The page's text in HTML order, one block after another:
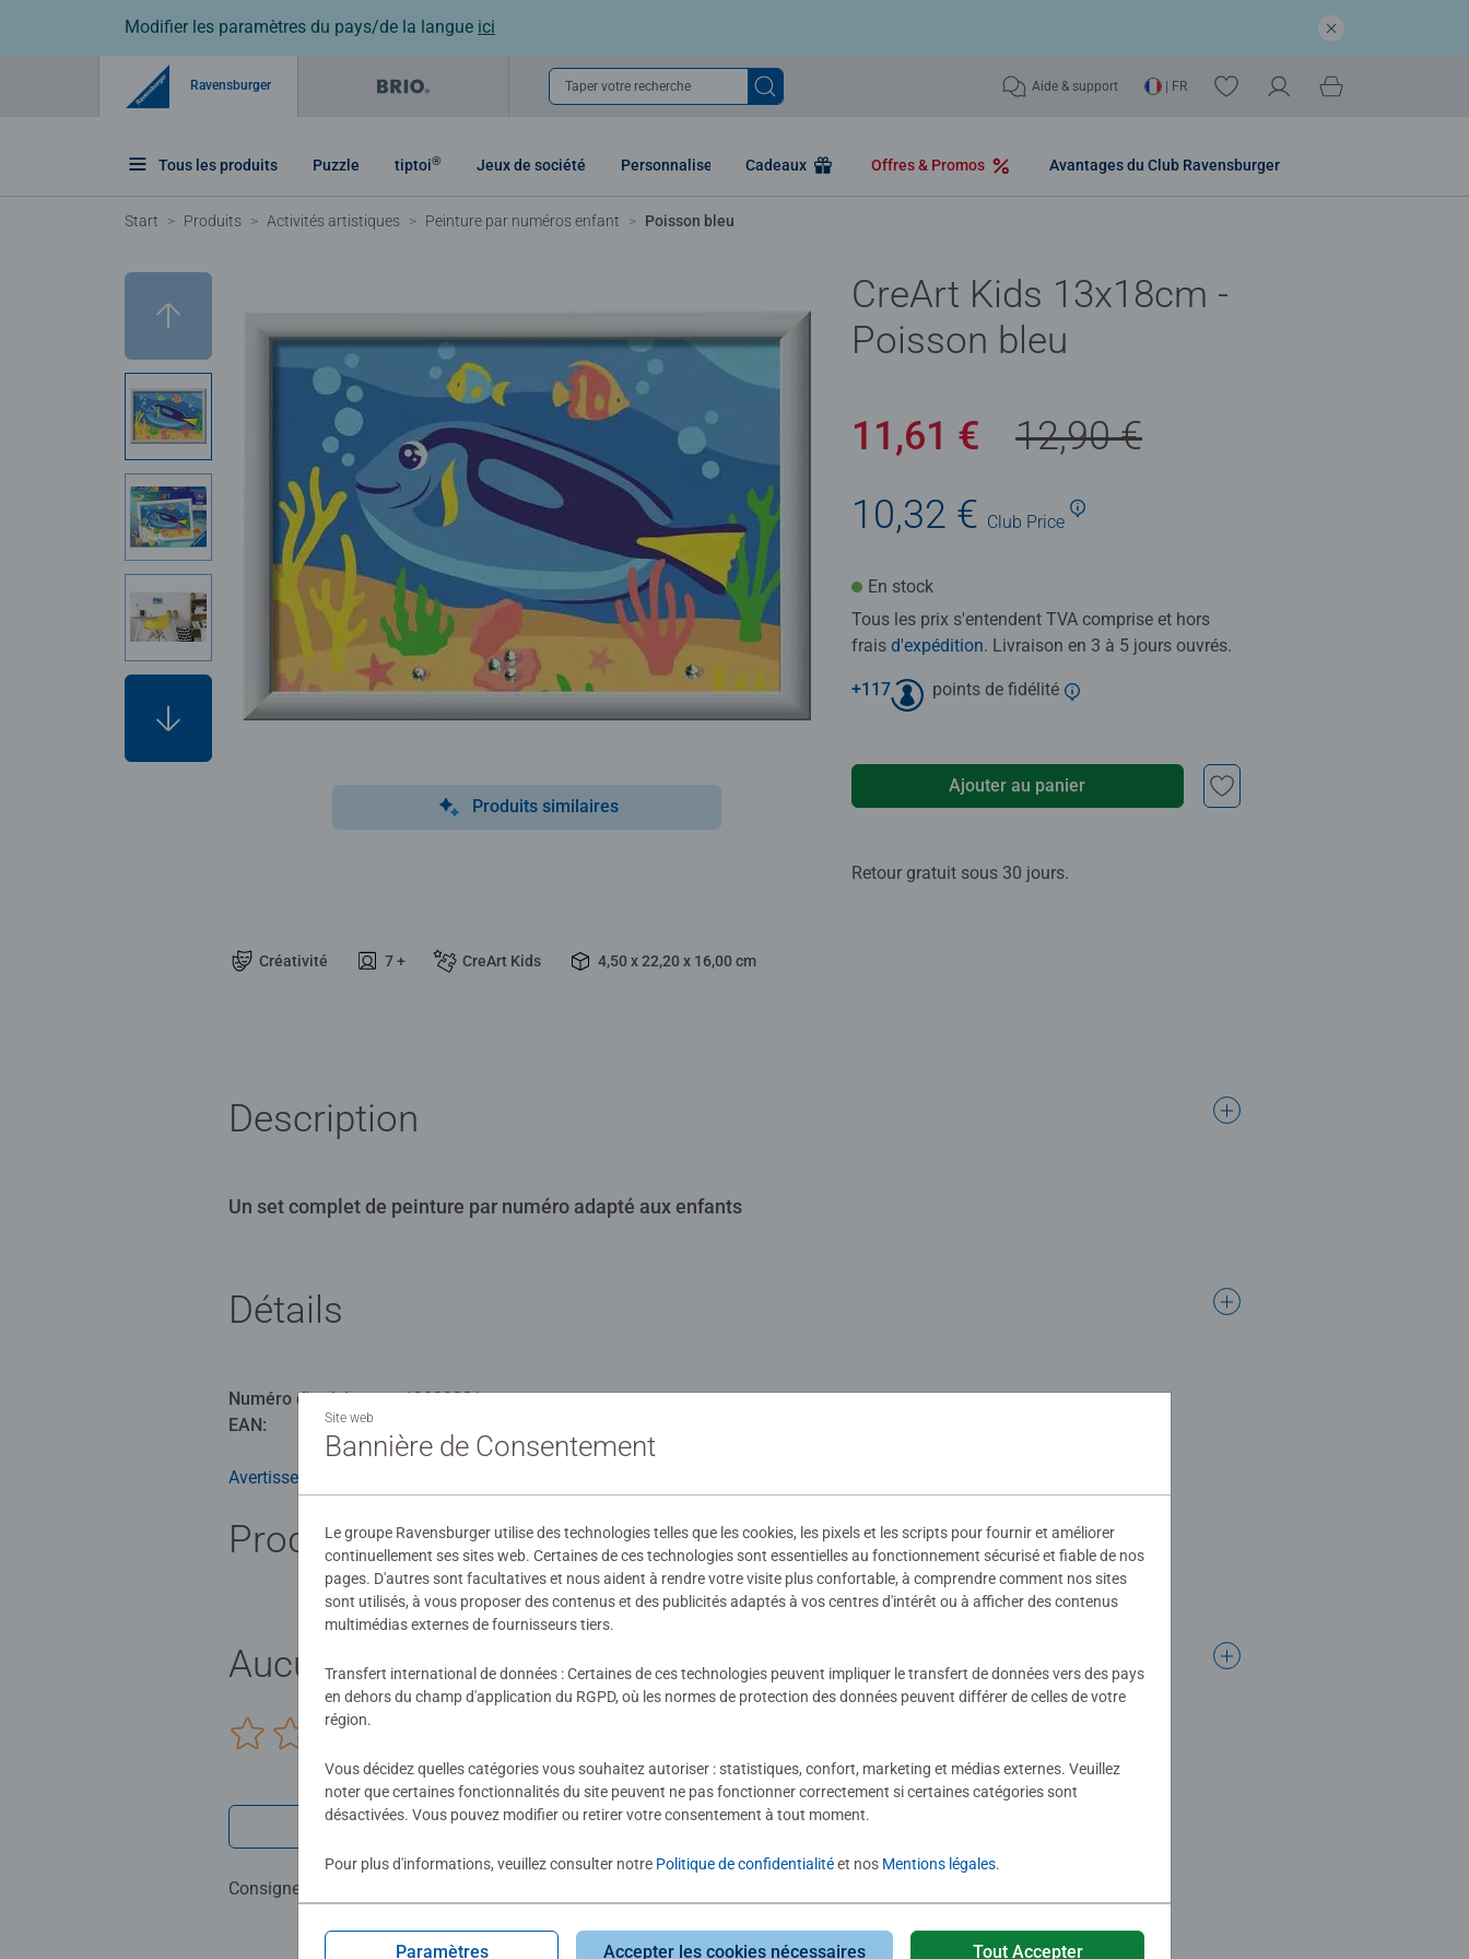
Modifier les paramètres du pays/de la langue ici
Ravensburger Taper votre recherche Aide & support | FR
Tous les produits Puzzle tiptoi® Jeux de société Personnaliser Cadeaux Offres & Promos Avantages du Club Ravensburger
Start Produits Activités artistiques Peinture par numéros enfant Poisson bleu
Produits similaires
Créativité 7 + CreArt Kids 4,50 x 22,20 x 16,00 cm
CreArt Kids 13x18cm -
Poisson bleu
11,61 €
12,90 €
10,32 € Club Price
En stock
Tous les prix s'entendent TVA comprise et hors
frais d'expédition. Livraison en 3 à 5 jours ouvrés.
+117 points de fidélité
Ajouter au panier
Retour gratuit sous 30 jours.
Description
Un set complet de peinture par numéro adapté aux enfants
Détails
Numéro d'article:
12023221
EAN:
Avertissements et informations du fabricant
Produits similaires
Aucune évaluation n'a encore été soumise
Rédiger une évaluation
Consignes d'évaluation
Site web
Bannière de Consentement
Le groupe Ravensburger utilise des technologies telles que les cookies, les pixels et les scripts pour fournir et améliorer
continuellement ses sites web. Certaines de ces technologies sont essentielles au fonctionnement sécurisé et fiable de nos
pages. D'autres sont facultatives et nous aident à rendre votre visite plus confortable, à comprendre comment nos sites
sont utilisés, à vous proposer des contenus et des publicités adaptés à vos centres d'intérêt ou à afficher des contenus
multimédias externes de fournisseurs tiers.
Transfert international de données : Certaines de ces technologies peuvent impliquer le transfert de données vers des pays
en dehors du champ d'application du RGPD, où les normes de protection des données peuvent différer de celles de votre
région.
Vous décidez quelles catégories vous souhaitez autoriser : statistiques, confort, marketing et médias externes. Veuillez
noter que certaines fonctionnalités du site peuvent ne pas fonctionner correctement si certaines catégories sont
désactivées. Vous pouvez modifier ou retirer votre consentement à tout moment.
Pour plus d'informations, veuillez consulter notre Politique de confidentialitéet nos Mentions légales.
Paramètres Accepter les cookies nécessaires Tout Accepter